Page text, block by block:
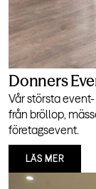
Donners
Vår största
från bröllop,
företagsevent.
LÄS MER